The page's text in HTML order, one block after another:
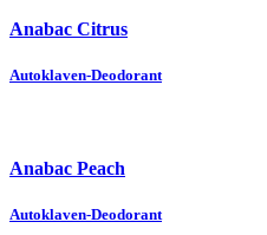
Anabac Citrus
Autoklaven-Deodorant
Anabac Peach
Autoklaven-Deodorant